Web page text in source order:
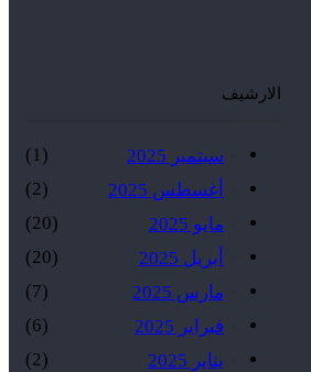
الارشيف
سبتمبر 2025
(1)
أغسطس 2025
(2)
مايو 2025
(20)
أبريل 2025
(20)
مارس 2025
(7)
فبراير 2025
(6)
يناير 2025
(2)